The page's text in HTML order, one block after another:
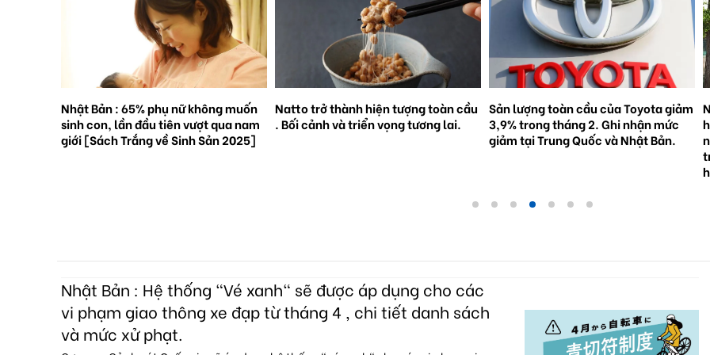
Natto trở thành hiện tượng toàn cầu
. Bối cảnh và triển vọng tương lai.
Sản lượng toàn cầu của Toyota giảm
3,9% trong tháng 2. Ghi nhận mức
Nhật Bản : Ghi nhận 5.000 trường
hợp học sinh tử vong hoặc bị thương
nặng trong các vụ tai nạn xe đạp
Nhật Bản : Hệ thống "Vé xanh" sẽ được áp dụng cho các
vi phạm giao thông xe đạp từ tháng 4 , chi tiết danh sách
và mức xử phạt.